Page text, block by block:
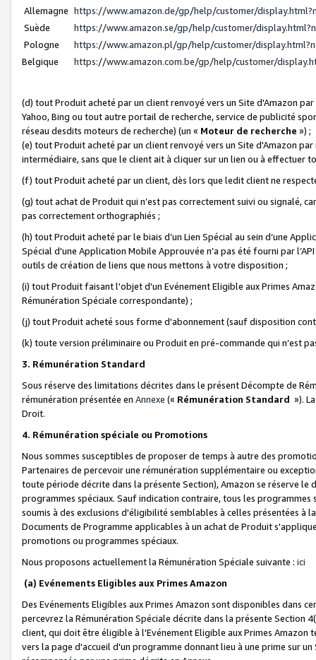
Allemagne https://www.amazon.de/gp/help/customer/
Suède
https://www.amazon.se/gp/help/customer/
Pologne
https://www.amazon.pl/gp/help/customer/
Belgique
https://www.amazon.com.be/gp/help/customer/
(d) tout Produit acheté par un client renvoyé vers un Site d'Amazon
Yahoo, Bing ou tout autre portail de recherche, service de publicité
réseau desdits moteurs de recherche) (un « Moteur de recherche ») ;
(e) tout Produit acheté par un client renvoyé vers un Site d'Amazon
intermédiaire, sans que le client ait à cliquer sur un lien ou à
(f) tout Produit acheté par un client, dès lors que ledit client ne
(g) tout achat de Produit qui n’est pas correctement suivi ou signalé,
pas correctement orthographiés ;
(h) tout Produit acheté par le biais d’un Lien Spécial au sein d’une
Spécial d'une Application Mobile Approuvée n’a pas été fourni par
outils de création de liens que nous mettons à votre disposition ;
(i) tout Produit faisant l'objet d'un Evénement Eligible aux Primes
Rémunération Spéciale correspondante) ;
(j) tout Produit acheté sous forme d'abonnement (sauf disposition
(k) toute version préliminaire ou Produit en pré-commande qui n’est
3. Rémunération Standard
Sous réserve des limitations décrites dans le présent Décompte de
rémunération présentée en Annexe (« Rémunération Standard »).
Droit.
4. Rémunération spéciale ou Promotions
Nous sommes susceptibles de proposer de temps à autre des
Partenaires de percevoir une rémunération supplémentaire ou
toute période décrite dans la présente Section), Amazon se réserve
programmes spéciaux. Sauf indication contraire, tous les
soumis à des exclusions d'éligibilité semblables à celles présentées à
Documents de Programme applicables à un achat de Produit
promotions ou programmes spéciaux.
Nous proposons actuellement la Rémunération Spéciale suivante : ici
(a) Evénements Eligibles aux Primes Amazon
Des Evénements Eligibles aux Primes Amazon sont disponibles dans
percevrez la Rémunération Spéciale décrite dans la présente Section
client, qui doit être éligible à l'Evénement Eligible aux Primes Amazon
vers la page d'accueil d'un programme donnant lieu à une prime sur